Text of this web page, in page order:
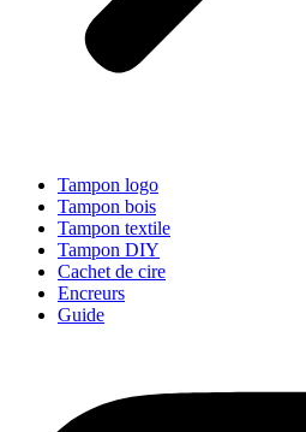
Tampon logo
Tampon bois
Tampon textile
Tampon DIY
Cachet de cire
Encreurs
Guide